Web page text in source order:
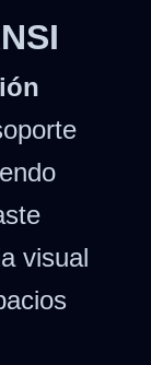
visual